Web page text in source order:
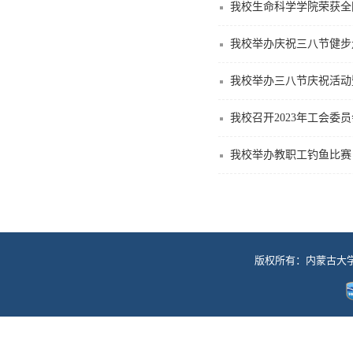
我校生命科学学院荣获
我校举办庆祝三八节健
我校举办三八节庆祝活
我校召开2023年工会委
我校举办教职工钓鱼比赛
版权所有：内蒙古大